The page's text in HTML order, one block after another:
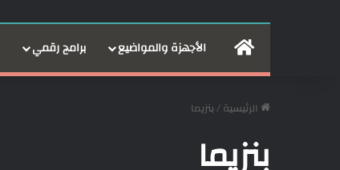
الرئيسيةالأجهزة والمواضيع برامج رقمي
الرئيسية/بنزيما
بنزيما